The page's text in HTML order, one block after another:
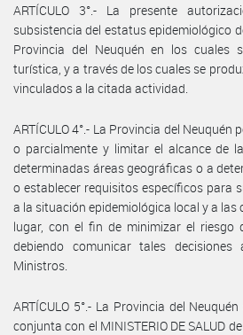
ARTÍCULO 3°.- La presente
subsistencia del estatus epidemiológico
Provincia del Neuquén en los cuales
turística, y a través de los cuales se
vinculados a la citada actividad.
ARTÍCULO 4°.- La Provincia del
o parcialmente y limitar el alcance de
determinadas áreas geográficas o a
o establecer requisitos específicos para
a la situación epidemiológica local y a
lugar, con el fin de minimizar el riesgo
debiendo comunicar tales
Ministros.
ARTÍCULO 5°.- La Provincia del
conjunta con el MINISTERIO DE SALUD